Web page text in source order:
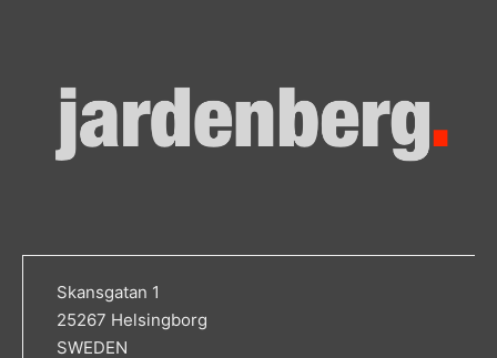
Skansgatan 1
25267 Helsingborg
SWEDEN